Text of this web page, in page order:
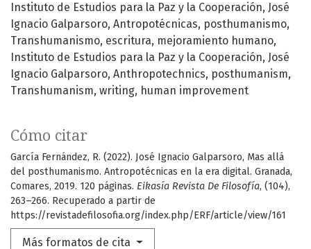
Instituto de Estudios para la Paz y la Cooperación José
Ignacio Galparsoro Antropotécnicas posthumanismo
Transhumanismo escritura mejoramiento humano
Instituto de Estudios para la Paz y la Cooperación José
Ignacio Galparsoro Anthropotechnics posthumanism
Transhumanism writing human improvement
Cómo citar
García Fernández, R. (2022). José Ignacio Galparsoro, Mas allá
del posthumanismo. Antropotécnicas en la era digital. Granada,
Comares, 2019. 120 páginas. Eikasía Revista De Filosofía, (104),
263–266. Recuperado a partir de
https://revistadefilosofia.org/index.php/ERF/article/view/161
Más formatos de cita